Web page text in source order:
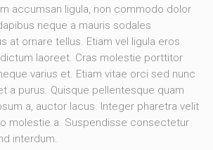
accumsan ligula, non commodo dolor
neque a mauris sodales
at ornare tellus. Etiam vel ligula eros.
laoreet. Cras molestie porttitor
varius et. Etiam vitae orci sed nunc
a purus. Quisque pellentesque quam
a, auctor lacus. Integer pharetra velit
molestie a. Suspendisse consectetur
interdum.